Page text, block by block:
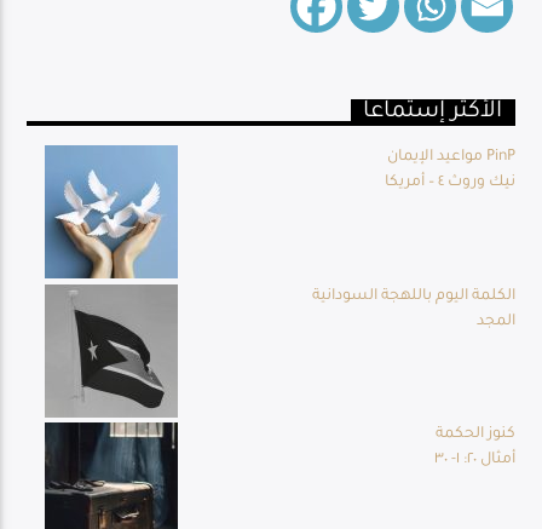
الأكثر إستماعا
مواعيد الإيمان PinP
نيك وروث ٤ – أمريكا
الكلمة اليوم باللهجة السودانية
المجد
كنوز الحكمة
أمثال ٢٠: ١- ٣٠